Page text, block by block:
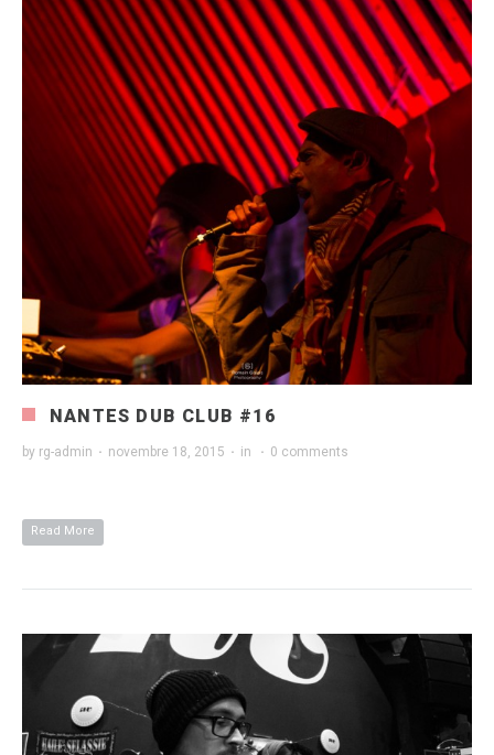
NANTES DUB CLUB #16
by rg-admin · novembre 18, 2015 · in · 0 comments
Read More